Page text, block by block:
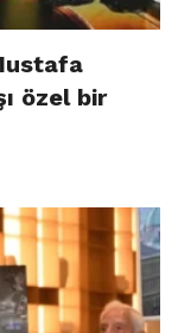
özel bir